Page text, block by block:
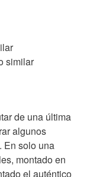
similar
de una última
algunos
En solo una
montado en
el auténtico